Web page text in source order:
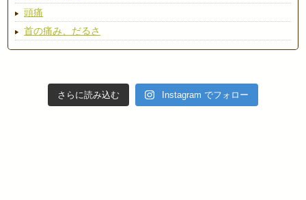
頭痛
首の痛み、だるさ
さらに読み込む Instagram でフォロー